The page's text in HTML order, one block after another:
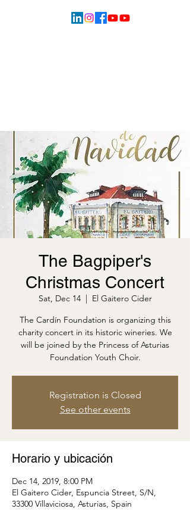
The Bagpiper's
Christmas Concert
Sat, Dec 14
  |
El Gaitero Cider
The Cardín Foundation is organizing this
charity concert in its historic wineries. We
will be joined by the Princess of Asturias
Foundation Youth Choir.
Registration is Closed
See other events
Horario y ubicación
Dec 14, 2019, 8:00 PM
El Gaitero Cider, Espuncia Street, S/N,
33300 Villaviciosa, Asturias, Spain